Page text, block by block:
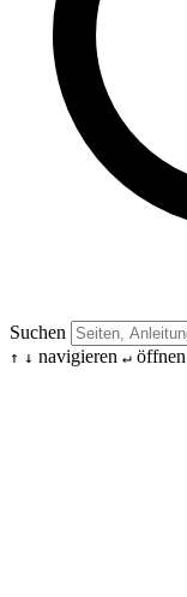
Suchen
↑ ↓ navigieren ↵ öffnen